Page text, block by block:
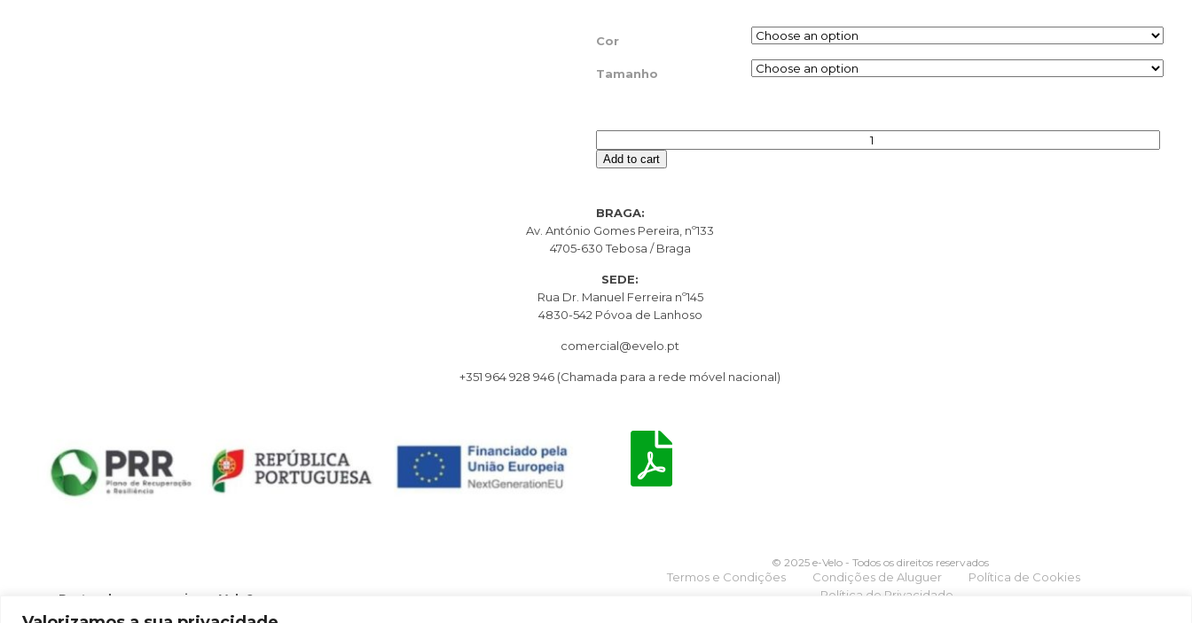
Cor
Tamanho
Add to cart
BRAGA:
Av. António Gomes Pereira, nº133
4705-630 Tebosa / Braga
SEDE:
Rua Dr. Manuel Ferreira nº145
4830-542 Póvoa de Lanhoso
comercial@evelo.pt
+351 964 928 946 (Chamada para a rede móvel nacional)
Pretende ser parceiro e-Velo?
© 2025 e-Velo - Todos os direitos reservados
Termos e Condições Condições de Aluguer
Política de Cookies
Política de Privacidade